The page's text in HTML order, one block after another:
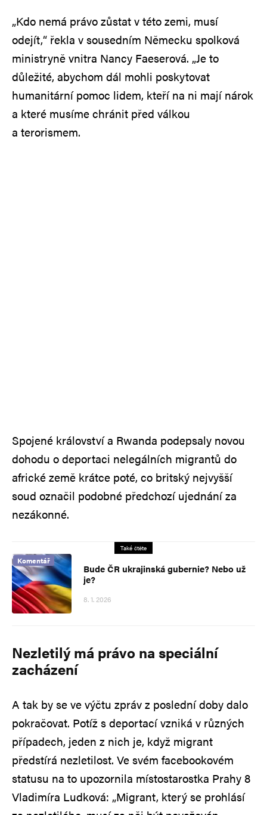
„Kdo nemá právo zůstat v této zemi, musí
odejít,“ řekla v sousedním Německu spolková
ministryně vnitra Nancy Faeserová. „Je to
důležité, abychom dál mohli poskytovat
humanitární pomoc lidem, kteří na ni mají nárok
a které musíme chránit před válkou
a terorismem.
Spojené království a Rwanda podepsaly novou
dohodu o deportaci nelegálních migrantů do
africké země krátce poté, co britský nejvyšší
soud označil podobné předchozí ujednání za
nezákonné.
Také čtěte
Komentář
Bude ČR ukrajinská gubernie? Nebo už
je?
8. 1. 2026
Nezletilý má právo na speciální
zacházení
A tak by se ve výčtu zpráv z poslední doby dalo
pokračovat. Potíž s deportací vzniká v různých
případech, jeden z nich je, když migrant
předstírá nezletilost. Ve svém facebookovém
statusu na to upozornila místostarostka Prahy 8
Vladimíra Ludková: „Migrant, který se prohlásí